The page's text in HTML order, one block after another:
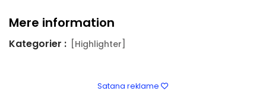
Mere information
Kategorier : [Highlighter]
Satana reklame